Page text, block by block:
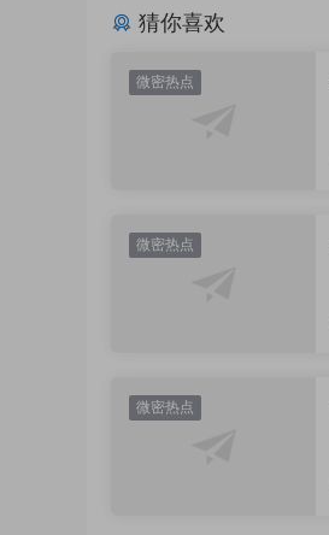
猜你喜欢
微密热点
微密热点
微密热点